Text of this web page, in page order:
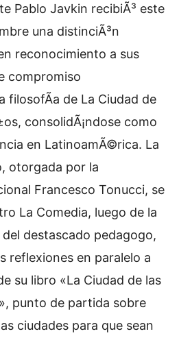
Pablo Javkin recibiÃ³ este
una distinciÃ³n
reconocimiento a sus
compromiso
filosofÃ­a de La Ciudad de
consolidÃ¡ndose como
en LatinoamÃ©rica. La
otorgada por la
Francesco Tonucci, se
La Comedia, luego de la
destascado pedagogo,
reflexiones en paralelo a
su libro «La Ciudad de las
punto de partida sobre
ciudades para que sean